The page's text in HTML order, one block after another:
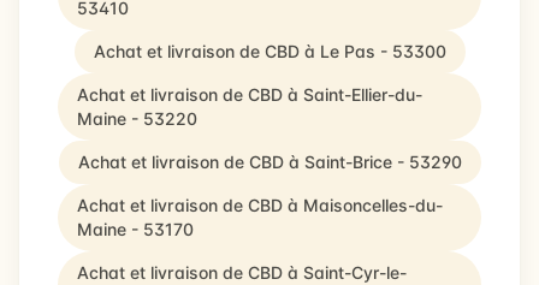
53410
Achat et livraison de CBD à Le Pas - 53300
Achat et livraison de CBD à Saint-Ellier-du-
Maine - 53220
Achat et livraison de CBD à Saint-Brice - 53290
Achat et livraison de CBD à Maisoncelles-du-
Maine - 53170
Achat et livraison de CBD à Saint-Cyr-le-